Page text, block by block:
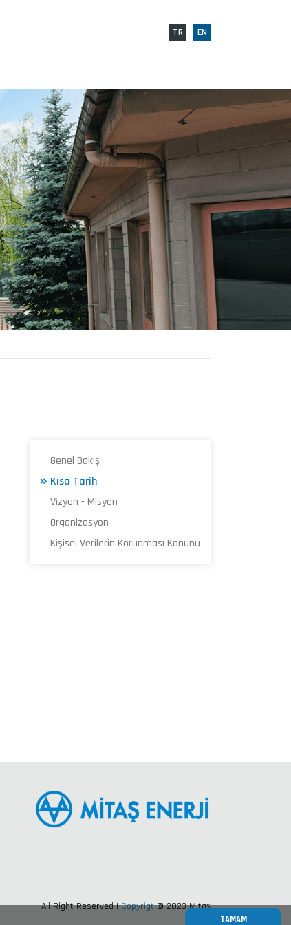
TAMAM
TR EN
Genel Bakış
Kısa Tarih
Vizyon - Misyon
Organizasyon
Kişisel Verilerin Korunması Kanunu
All Right Reserved |Copyrigt© 2023 Mitaş